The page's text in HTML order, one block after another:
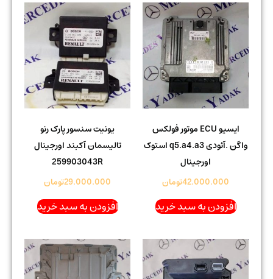
ایسیو ECU موتور فولکس
واگن .آئودی q5.a4.a3 استوک
اورجینال
42.000.000تومان
افزودن به سبد خرید
یونیت سنسور پارک رنو
تالیسمان آکبند اورجینال
259903043R
29.000.000تومان
افزودن به سبد خرید